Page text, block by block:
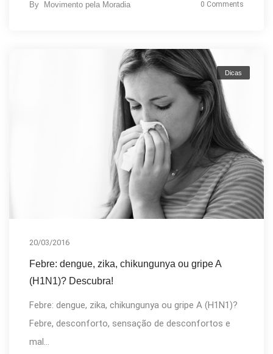
By Movimento pela Moradia 0 Comments
Dicas
20/03/2016
Febre: dengue, zika, chikungunya ou gripe A
(H1N1)? Descubra!
Febre: dengue, zika, chikungunya ou gripe A (H1N1)?
Febre, desconforto, sensação de desconfortos e
mal...